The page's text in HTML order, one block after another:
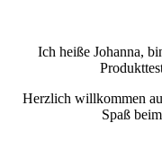
Ich heiße Johanna,
Herzlich willkommen
Spaß